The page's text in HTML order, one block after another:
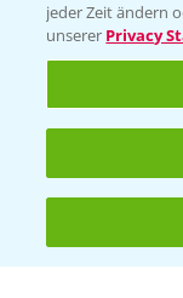
Allgemeine
jeder Zeit ändern
unserer Privacy